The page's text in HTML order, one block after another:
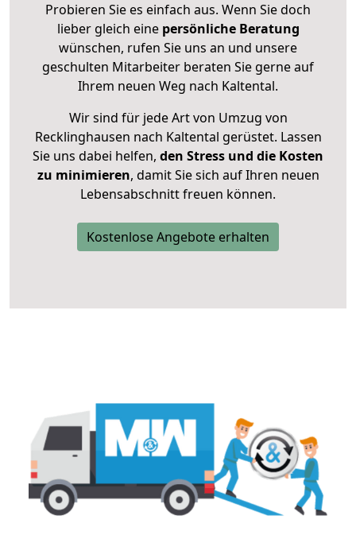
Probieren Sie es einfach aus. Wenn Sie doch
lieber gleich eine persönliche Beratung
wünschen, rufen Sie uns an und unsere
geschulten Mitarbeiter beraten Sie gerne auf
Ihrem neuen Weg nach Kaltental.
Wir sind für jede Art von Umzug von
Recklinghausen nach Kaltental gerüstet. Lassen
Sie uns dabei helfen, den Stress und die Kosten
zu minimieren, damit Sie sich auf Ihren neuen
Lebensabschnitt freuen können.
Kostenlose Angebote erhalten